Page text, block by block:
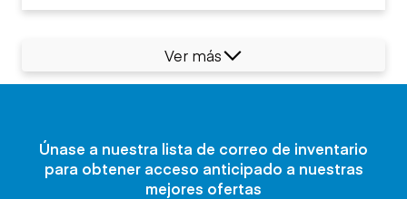
Ver más
Únase a nuestra lista de correo de inventario
para obtener acceso anticipado a nuestras
mejores ofertas